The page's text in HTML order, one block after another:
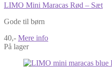
LIMO Mini Maracas Rød – Sæt
Gode til børn
40,- Mere info
På lager